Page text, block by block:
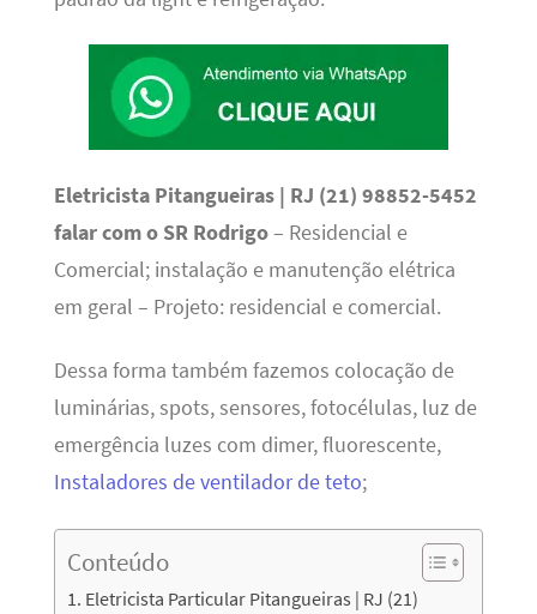
Eletricista Pitangueiras | RJ (21) 98852-5452
falar com o SR Rodrigo– Residencial e
Comercial; instalação e manutenção elétrica
em geral – Projeto: residencial e comercial.
Dessa forma também fazemos colocação de
luminárias, spots, sensores, fotocélulas, luz de
emergência luzes com dimer, fluorescente,
Instaladores de ventilador de teto;
Conteúdo
Eletricista Particular Pitangueiras | RJ (21)